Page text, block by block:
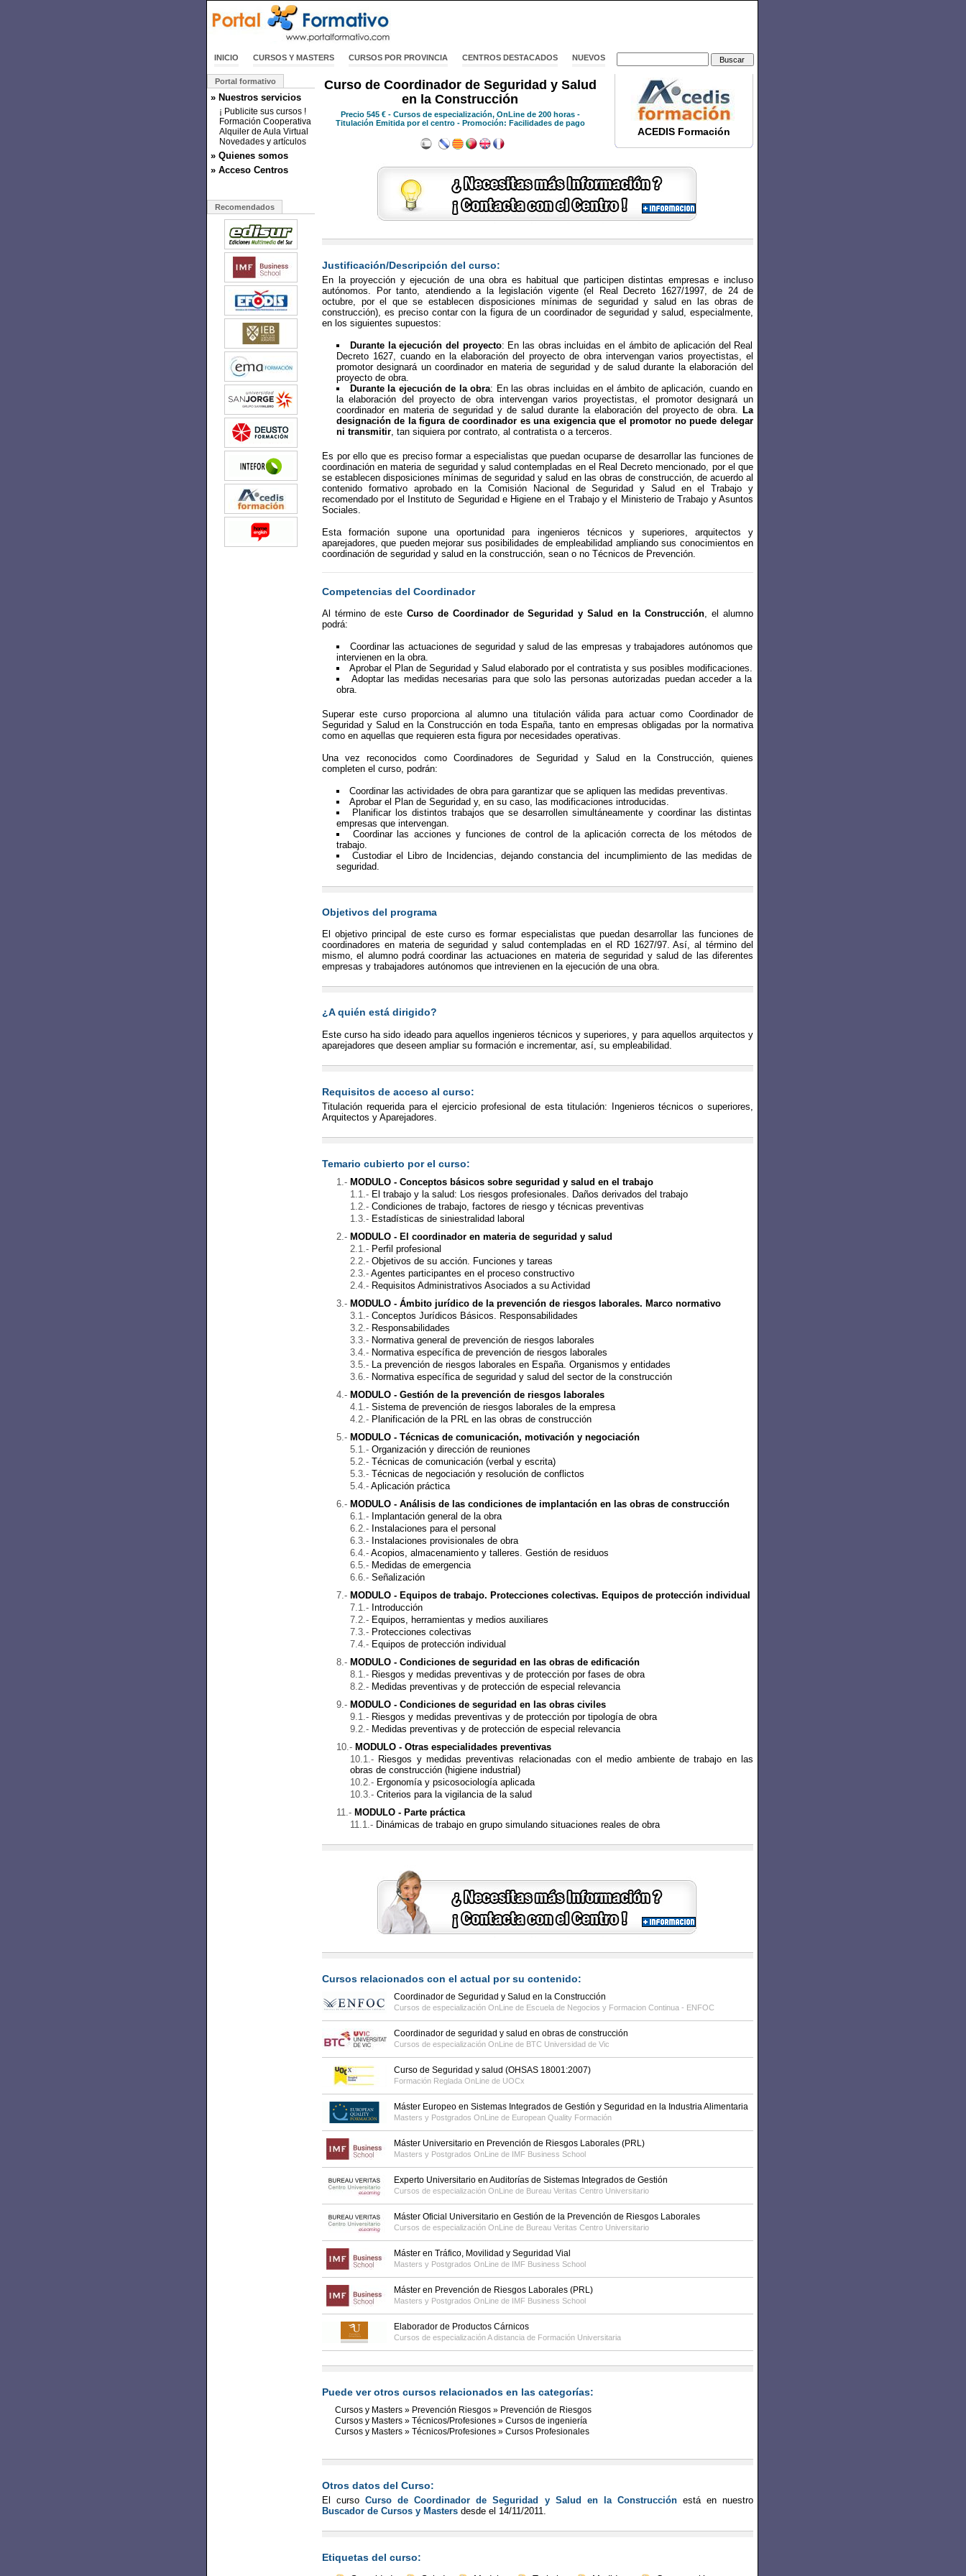
INICIO CURSOS Y MASTERS CURSOS POR PROVINCIA CENTROS DESTACADOS NUEVOS
Portal formativo
» Nuestros servicios
¡ Publicite sus cursos !
Formación Cooperativa
Alquiler de Aula Virtual
Novedades y artículos
» Quienes somos
» Acceso Centros
Recomendados
Curso de Coordinador de Seguridad y Salud
en la Construcción
Precio 545 € - Cursos de especialización, OnLine de 200 horas -
Titulación Emitida por el centro - Promoción: Facilidades de pago
ACEDIS Formación
Justificación/Descripción del curso:
En la proyección y ejecución de una obra es habitual que participen distintas empresas e incluso
autónomos. Por tanto, atendiendo a la legislación vigente (el Real Decreto 1627/1997, de 24 de
octubre, por el que se establecen disposiciones mínimas de seguridad y salud en las obras de
construcción), es preciso contar con la figura de un coordinador de seguridad y salud, especialmente,
en los siguientes supuestos:
Durante la ejecución del proyecto: En las obras incluidas en el ámbito de aplicación del Real
Decreto 1627, cuando en la elaboración del proyecto de obra intervengan varios proyectistas, el
promotor designará un coordinador en materia de seguridad y de salud durante la elaboración del
proyecto de obra.
Durante la ejecución de la obra: En las obras incluidas en el ámbito de aplicación, cuando en
la elaboración del proyecto de obra intervengan varios proyectistas, el promotor designará un
coordinador en materia de seguridad y de salud durante la elaboración del proyecto de obra. La
designación de la figura de coordinador es una exigencia que el promotor no puede delegar
ni transmitir, tan siquiera por contrato, al contratista o a terceros.
Es por ello que es preciso formar a especialistas que puedan ocuparse de desarrollar las funciones de
coordinación en materia de seguridad y salud contempladas en el Real Decreto mencionado, por el que
se establecen disposiciones mínimas de seguridad y salud en las obras de construcción, de acuerdo al
contenido formativo aprobado en la Comisión Nacional de Seguridad y Salud en el Trabajo y
recomendado por el Instituto de Seguridad e Higiene en el Trabajo y el Ministerio de Trabajo y Asuntos
Sociales.
Esta formación supone una oportunidad para ingenieros técnicos y superiores, arquitectos y
aparejadores, que pueden mejorar sus posibilidades de empleabilidad ampliando sus conocimientos en
coordinación de seguridad y salud en la construcción, sean o no Técnicos de Prevención.
Competencias del Coordinador
Al término de este Curso de Coordinador de Seguridad y Salud en la Construcción, el alumno
podrá:
Coordinar las actuaciones de seguridad y salud de las empresas y trabajadores autónomos que
intervienen en la obra.
Aprobar el Plan de Seguridad y Salud elaborado por el contratista y sus posibles modificaciones.
Adoptar las medidas necesarias para que solo las personas autorizadas puedan acceder a la
obra.
Superar este curso proporciona al alumno una titulación válida para actuar como Coordinador de
Seguridad y Salud en la Construcción en toda España, tanto en empresas obligadas por la normativa
como en aquellas que requieren esta figura por necesidades operativas.
Una vez reconocidos como Coordinadores de Seguridad y Salud en la Construcción, quienes
completen el curso, podrán:
Coordinar las actividades de obra para garantizar que se apliquen las medidas preventivas.
Aprobar el Plan de Seguridad y, en su caso, las modificaciones introducidas.
Planificar los distintos trabajos que se desarrollen simultáneamente y coordinar las distintas
empresas que intervengan.
Coordinar las acciones y funciones de control de la aplicación correcta de los métodos de
trabajo.
Custodiar el Libro de Incidencias, dejando constancia del incumplimiento de las medidas de
seguridad.
Objetivos del programa
El objetivo principal de este curso es formar especialistas que puedan desarrollar las funciones de
coordinadores en materia de seguridad y salud contempladas en el RD 1627/97. Así, al término del
mismo, el alumno podrá coordinar las actuaciones en materia de seguridad y salud de las diferentes
empresas y trabajadores autónomos que intrevienen en la ejecución de una obra.
¿A quién está dirigido?
Este curso ha sido ideado para aquellos ingenieros técnicos y superiores, y para aquellos arquitectos y
aparejadores que deseen ampliar su formación e incrementar, así, su empleabilidad.
Requisitos de acceso al curso:
Titulación requerida para el ejercicio profesional de esta titulación: Ingenieros técnicos o superiores,
Arquitectos y Aparejadores.
Temario cubierto por el curso:
MODULO - Conceptos básicos sobre seguridad y salud en el trabajo
El trabajo y la salud: Los riesgos profesionales. Daños derivados del trabajo
Condiciones de trabajo, factores de riesgo y técnicas preventivas
Estadísticas de siniestralidad laboral
MODULO - El coordinador en materia de seguridad y salud
Perfil profesional
Objetivos de su acción. Funciones y tareas
Agentes participantes en el proceso constructivo
Requisitos Administrativos Asociados a su Actividad
MODULO - Ámbito jurídico de la prevención de riesgos laborales. Marco normativo
Conceptos Jurídicos Básicos. Responsabilidades
Responsabilidades
Normativa general de prevención de riesgos laborales
Normativa específica de prevención de riesgos laborales
La prevención de riesgos laborales en España. Organismos y entidades
Normativa específica de seguridad y salud del sector de la construcción
MODULO - Gestión de la prevención de riesgos laborales
Sistema de prevención de riesgos laborales de la empresa
Planificación de la PRL en las obras de construcción
MODULO - Técnicas de comunicación, motivación y negociación
Organización y dirección de reuniones
Técnicas de comunicación (verbal y escrita)
Técnicas de negociación y resolución de conflictos
Aplicación práctica
MODULO - Análisis de las condiciones de implantación en las obras de construcción
Implantación general de la obra
Instalaciones para el personal
Instalaciones provisionales de obra
Acopios, almacenamiento y talleres. Gestión de residuos
Medidas de emergencia
Señalización
MODULO - Equipos de trabajo. Protecciones colectivas. Equipos de protección individual
Introducción
Equipos, herramientas y medios auxiliares
Protecciones colectivas
Equipos de protección individual
MODULO - Condiciones de seguridad en las obras de edificación
Riesgos y medidas preventivas y de protección por fases de obra
Medidas preventivas y de protección de especial relevancia
MODULO - Condiciones de seguridad en las obras civiles
Riesgos y medidas preventivas y de protección por tipología de obra
Medidas preventivas y de protección de especial relevancia
MODULO - Otras especialidades preventivas
Riesgos y medidas preventivas relacionadas con el medio ambiente de trabajo en las
obras de construcción (higiene industrial)
Ergonomía y psicosociología aplicada
Criterios para la vigilancia de la salud
MODULO - Parte práctica
Dinámicas de trabajo en grupo simulando situaciones reales de obra
Cursos relacionados con el actual por su contenido:
Coordinador de Seguridad y Salud en la Construcción
Cursos de especialización OnLine de Escuela de Negocios y Formacion Continua - ENFOC
Coordinador de seguridad y salud en obras de construcción
Cursos de especialización OnLine de BTC Universidad de Vic
Curso de Seguridad y salud (OHSAS 18001:2007)
Formación Reglada OnLine de UOCx
Máster Europeo en Sistemas Integrados de Gestión y Seguridad en la Industria Alimentaria
Masters y Postgrados OnLine de European Quality Formación
Máster Universitario en Prevención de Riesgos Laborales (PRL)
Masters y Postgrados OnLine de IMF Business School
Experto Universitario en Auditorías de Sistemas Integrados de Gestión
Cursos de especialización OnLine de Bureau Veritas Centro Universitario
Máster Oficial Universitario en Gestión de la Prevención de Riesgos Laborales
Cursos de especialización OnLine de Bureau Veritas Centro Universitario
Máster en Tráfico, Movilidad y Seguridad Vial
Masters y Postgrados OnLine de IMF Business School
Máster en Prevención de Riesgos Laborales (PRL)
Masters y Postgrados OnLine de IMF Business School
Elaborador de Productos Cárnicos
Cursos de especialización A distancia de Formación Universitaria
Puede ver otros cursos relacionados en las categorías:
Cursos y Masters » Prevención Riesgos » Prevención de Riesgos
Cursos y Masters » Técnicos/Profesiones » Cursos de ingeniería
Cursos y Masters » Técnicos/Profesiones » Cursos Profesionales
Otros datos del Curso:
El cursoCurso de Coordinador de Seguridad y Salud en la Construcciónestá en nuestro
Buscador de Cursos y Masters desde el 14/11/2011
Etiquetas del curso: